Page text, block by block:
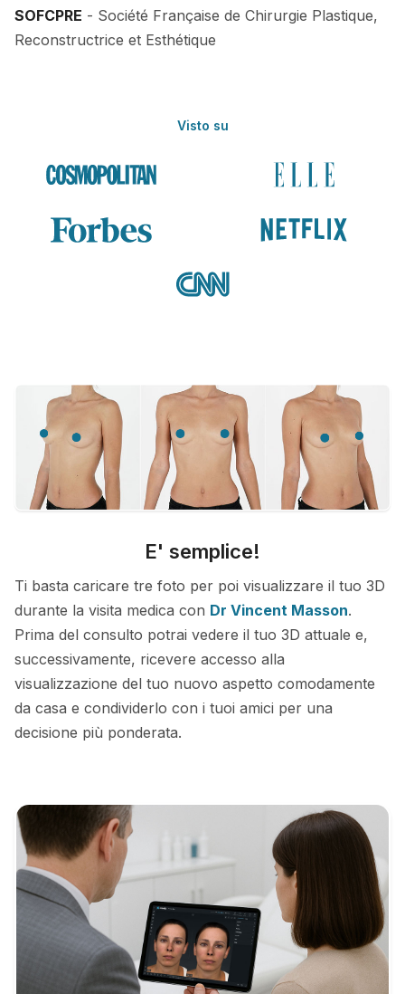
SOFCPRE - Société Française de Chirurgie Plastique,
Reconstructrice et Esthétique
Visto su
E' semplice!
Ti basta caricare tre foto per poi visualizzare il tuo 3D
durante la visita medica con Dr Vincent Masson.
Prima del consulto potrai vedere il tuo 3D attuale e,
successivamente, ricevere accesso alla
visualizzazione del tuo nuovo aspetto comodamente
da casa e condividerlo con i tuoi amici per una
decisione più ponderata.